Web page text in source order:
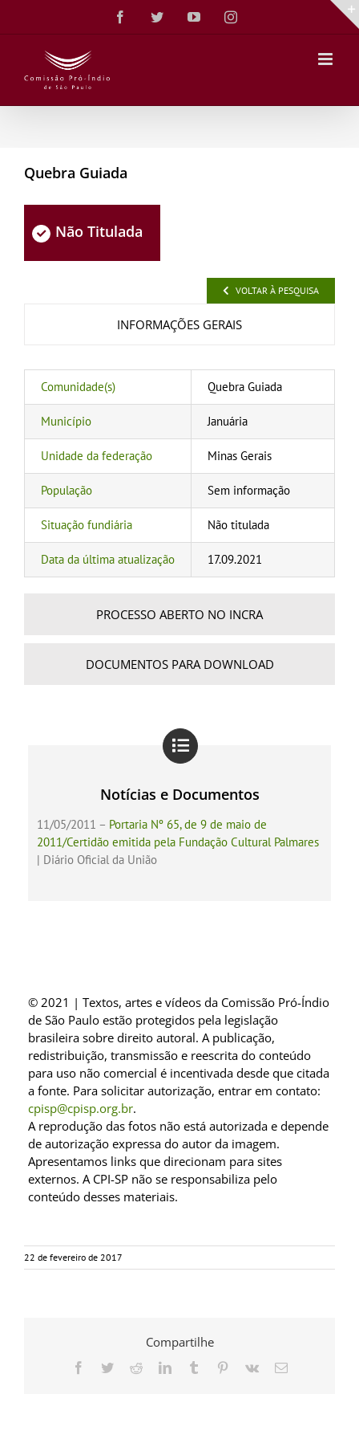
conteúdo
FacebookTwitterYouTubeInstagram
Quebra Guiada
Não Titulada
VOLTAR À PESQUISA
INFORMAÇÕES GERAIS
Comunidade(s) Quebra Guiada
Município Januária
Unidade da federação Minas Gerais
População Sem informação
Situação fundiária Não titulada
Data da última atualização 17.09.2021
PROCESSO ABERTO NO INCRA
DOCUMENTOS PARA DOWNLOAD
Notícias e Documentos
11/05/2011 – Portaria Nº 65, de 9 de maio de
2011/Certidão emitida pela Fundação Cultural Palmares
| Diário Oficial da União
© 2021 | Textos, artes e vídeos da Comissão Pró-Índio
de São Paulo estão protegidos pela legislação
brasileira sobre direito autoral. A publicação,
redistribuição, transmissão e reescrita do conteúdo
para uso não comercial é incentivada desde que citada
a fonte. Para solicitar autorização, entrar em contato:
cpisp@cpisp.org.br.
A reprodução das fotos não está autorizada e depende
de autorização expressa do autor da imagem.
Apresentamos links que direcionam para sites
externos. A CPI-SP não se responsabiliza pelo
conteúdo desses materiais.
22 de fevereiro de 2017
Compartilhe
Facebook
TwitterRedditLinkedInTumblr Pinterest
Vk
E-